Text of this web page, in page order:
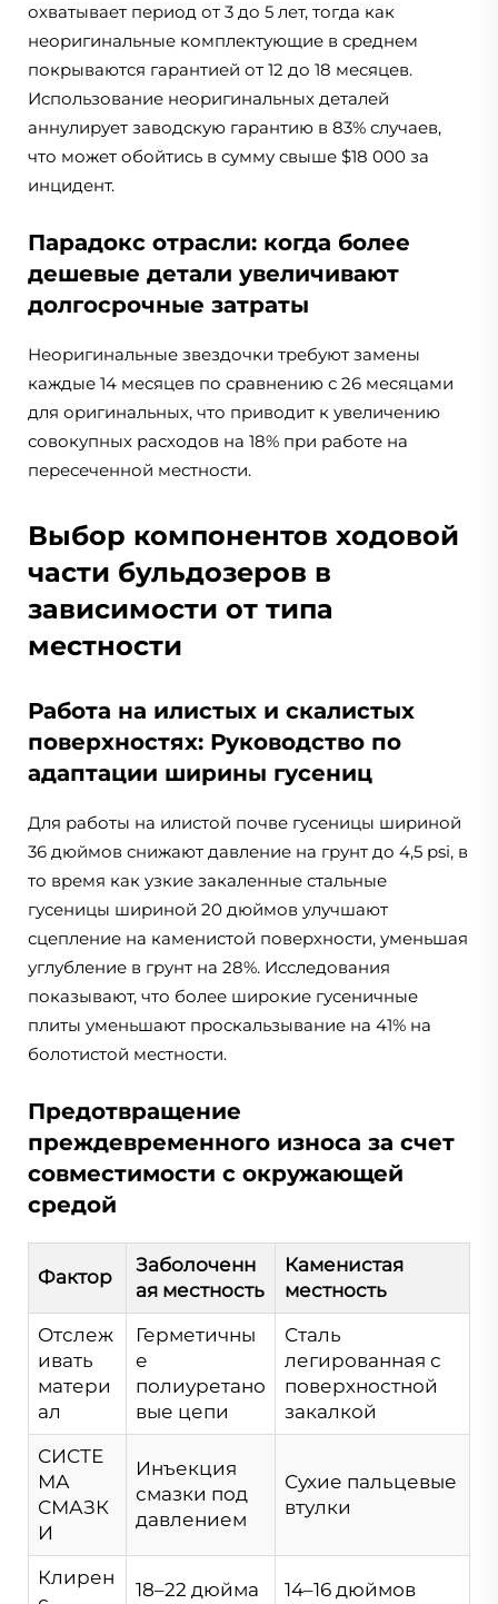
охватывает период от 3 до 5 лет, тогда как
неоригинальные комплектующие в среднем
покрываются гарантией от 12 до 18 месяцев.
Использование неоригинальных деталей
аннулирует заводскую гарантию в 83% случаев,
что может обойтись в сумму свыше $18 000 за
инцидент.
Парадокс отрасли: когда более
дешевые детали увеличивают
долгосрочные затраты
Неоригинальные звездочки требуют замены
каждые 14 месяцев по сравнению с 26 месяцами
для оригинальных, что приводит к увеличению
совокупных расходов на 18% при работе на
пересеченной местности.
Выбор компонентов ходовой
части бульдозеров в
зависимости от типа
местности
Работа на илистых и скалистых
поверхностях: Руководство по
адаптации ширины гусениц
Для работы на илистой почве гусеницы шириной
36 дюймов снижают давление на грунт до 4,5 psi, в
то время как узкие закаленные стальные
гусеницы шириной 20 дюймов улучшают
сцепление на каменистой поверхности, уменьшая
углубление в грунт на 28%. Исследования
показывают, что более широкие гусеничные
плиты уменьшают проскальзывание на 41% на
болотистой местности.
Предотвращение
преждевременного износа за счет
совместимости с окружающей
средой
Фактор
Заболоченн
ая местность
Каменистая
местность
Отслеж
ивать
матери
ал
Герметичны
е
полиуретано
вые цепи
Сталь
легированная с
поверхностной
закалкой
СИСТЕ
МА
СМАЗК
И
Инъекция
смазки под
давлением
Сухие пальцевые
втулки
Клирен
18–22 дюйма 14–16 дюймов